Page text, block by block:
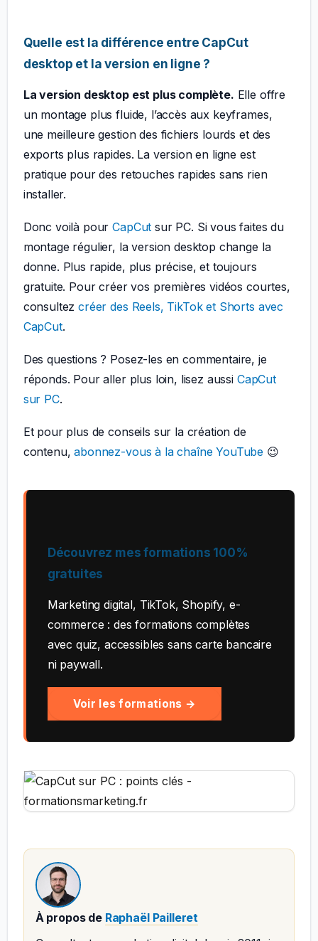
Quelle est la différence entre CapCut
desktop et la version en ligne ?
La version desktop est plus complète. Elle offre
un montage plus fluide, l’accès aux keyframes,
une meilleure gestion des fichiers lourds et des
exports plus rapides. La version en ligne est
pratique pour des retouches rapides sans rien
installer.
Donc voilà pourCapCut sur PC. Si vous faites du
montage régulier, la version desktop change la
donne. Plus rapide, plus précise, et toujours
gratuite. Pour créer vos premières vidéos courtes,
consultezcréer des Reels, TikTok et Shorts avec
CapCut.
Des questions ? Posez-les en commentaire, je
réponds. Pour aller plus loin, lisez aussi CapCut
sur PC.
Et pour plus de conseils sur la création de
contenu,abonnez-vous à la chaîne YouTube 😉
Découvrez mes formations 100%
gratuites
Marketing digital, TikTok, Shopify, e-
commerce : des formations complètes
avec quiz, accessibles sans carte bancaire
ni paywall.
Voir les formations →
À propos de Raphaël Pailleret